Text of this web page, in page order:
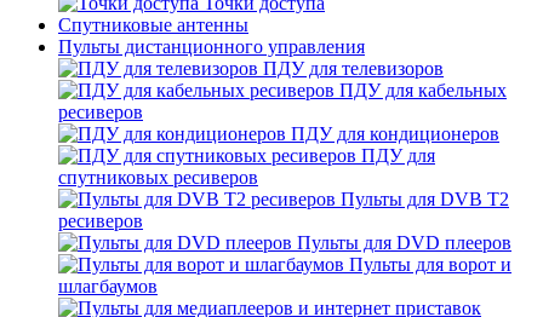
Спутниковые антенны
Пульты дистанционного управления
ПДУ для телевизоров
ПДУ для кабельных
ресиверов
ПДУ для кондиционеров
ПДУ для
спутниковых ресиверов
Пульты для DVB T2
ресиверов
Пульты для DVD плееров
Пульты для ворот и
шлагбаумов